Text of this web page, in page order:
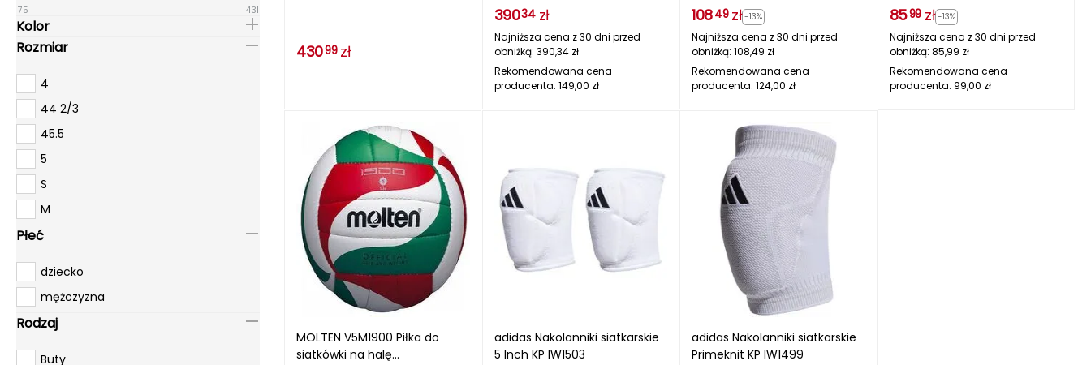
43099 zł
39034 zł
Najniższa cena z 30 dni przed
obniżką: 390,34zł
Rekomendowana cena
producenta: 149,00 zł
10849 zł -13%
Najniższa cena z 30 dni przed
obniżką: 108,49 zł
Rekomendowana cena
producenta: 124,00 zł
8599 zł -13%
Najniższa cena z 30 dni przed
obniżką: 85,99 zł
Rekomendowana cena
producenta: 99,00 zł
MOLTEN V5M1900 Piłka do
siatkówki na halę
adidas Nakolanniki siatkarskie
5 Inch KP IW1503
adidas Nakolanniki siatkarskie
Primeknit KP IW1499
75 431
Kolor
Rozmiar
4
44 2/3
45.5
5
S
M
Płeć
dziecko
mężczyzna
Rodzaj
Buty